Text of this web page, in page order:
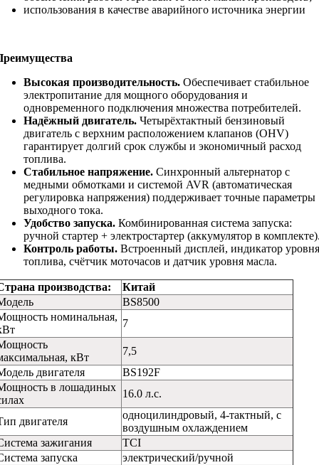
использования в качестве аварийного источника энергии
Высокая производительность. Обеспечивает стабильное
электропитание для мощного оборудования и
одновременного подключения множества потребителей.
Надёжный двигатель. Четырёхтактный бензиновый
двигатель с верхним расположением клапанов (OHV)
гарантирует долгий срок службы и экономичный расход
топлива.
Стабильное напряжение. Синхронный альтернатор с
медными обмотками и системой AVR (автоматическая
регулировка напряжения) поддерживает точные параметры
выходного тока.
Удобство запуска. Комбинированная система запуска:
ручной стартер + электростартер (аккумулятор в
Контроль работы. Встроенный дисплей, индикатор уровня
топлива, счётчик моточасов и датчик уровня масла.
производства:
Китай
BS8500
номинальная,
7
кВт
7,5
двигателя
BS192F
в лошадиных
16.0 л.с.
двигателя
одноцилиндровый, 4-тактный, с
воздушным охлаждением
зажигания
TCI
запуска
электрический/ручной